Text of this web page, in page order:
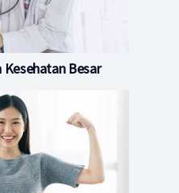
Kesehatan Besar